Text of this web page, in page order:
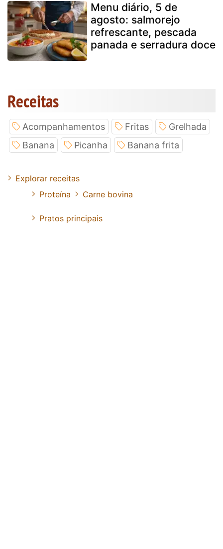
Menu diário, 5 de
agosto: salmorejo
refrescante, pescada
panada e serradura doce
Receitas
Acompanhamentos Fritas
Grelhada
Banana
Picanha Banana frita
Explorar receitas
Proteína
Carne bovina
Pratos principais